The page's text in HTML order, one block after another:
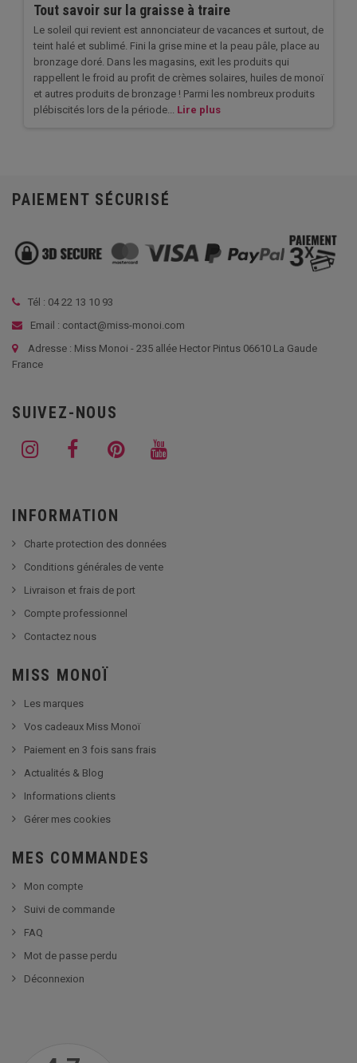
Tout savoir sur la graisse à traire
Le soleil qui revient est annonciateur de vacances et surtout, de
teint halé et sublimé. Fini la grise mine et la peau pâle, place au
bronzage doré. Dans les magasins, exit les produits qui
rappellent le froid au profit de crèmes solaires, huiles de monoï
et autres produits de bronzage ! Parmi les nombreux produits
plébiscités lors de la période... Lire plus
PAIEMENT SÉCURISÉ
Tél : 04 22 13 10 93
Email : contact@miss-monoi.com
Adresse : Miss Monoi - 235 allée Hector Pintus 06610 La Gaude
France
SUIVEZ-NOUS
INFORMATION
Charte protection des données
Conditions générales de vente
Livraison et frais de port
Compte professionnel
Contactez nous
MISS MONOÏ
Les marques
Vos cadeaux Miss Monoï
Paiement en 3 fois sans frais
Actualités & Blog
Informations clients
Gérer mes cookies
MES COMMANDES
Mon compte
Suivi de commande
FAQ
Mot de passe perdu
Déconnexion